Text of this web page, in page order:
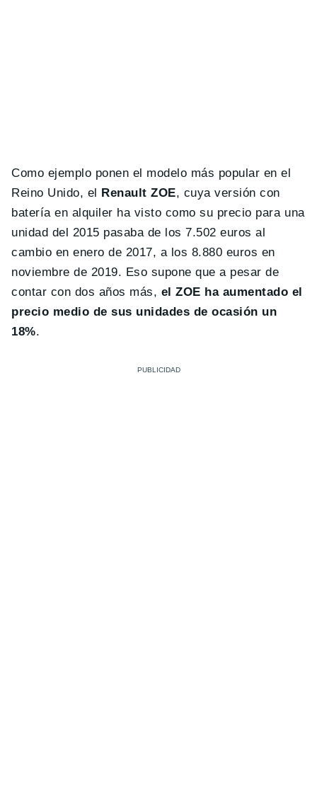
Como ejemplo ponen el modelo más popular en el
Reino Unido, el Renault ZOE, cuya versión con
batería en alquiler ha visto como su precio para una
unidad del 2015 pasaba de los 7.502 euros al
cambio en enero de 2017, a los 8.880 euros en
noviembre de 2019. Eso supone que a pesar de
contar con dos años más, el ZOE ha aumentado el
precio medio de sus unidades de ocasión un
18%.